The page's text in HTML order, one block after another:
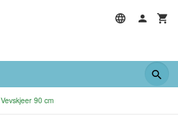
Vevskjeer 90 cm